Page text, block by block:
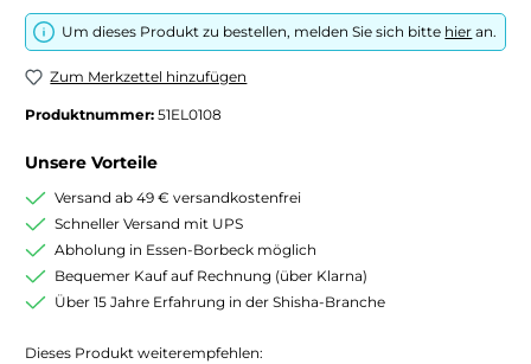
Um dieses Produkt zu bestellen, melden Sie sich bitte hier an.
Zum Merkzettel hinzufügen
Produktnummer: 51EL0108
Unsere Vorteile
Versand ab 49 € versandkostenfrei
Schneller Versand mit UPS
Abholung in Essen-Borbeck möglich
Bequemer Kauf auf Rechnung (über Klarna)
Über 15 Jahre Erfahrung in der Shisha-Branche
Dieses Produkt weiterempfehlen: